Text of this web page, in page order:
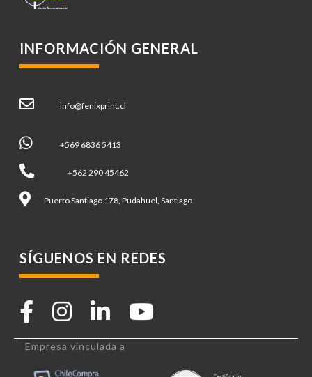
INFORMACIÓN GENERAL
info@fenixprint.cl
+569 6836 5413
+562 290 45462
Puerto Santiago 178, Pudahuel, Santiago.
SÍGUENOS EN REDES
Empresa vinculada a